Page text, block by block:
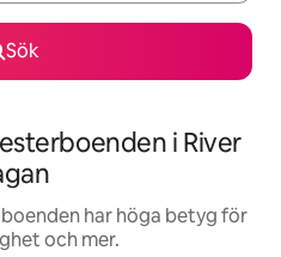
Sök
i River
har höga betyg för
och mer.